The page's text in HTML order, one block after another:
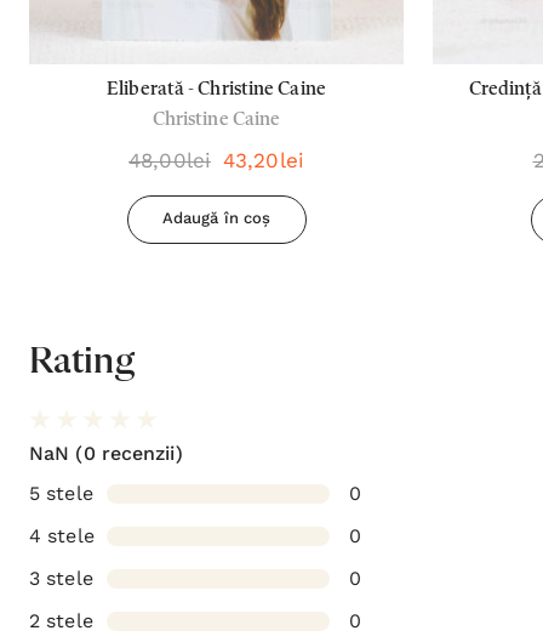
Eliberată - Christine Caine
Christine Caine
48,00lei 43,20lei
Adaugă în coș
Rating
NaN (0 recenzii)
5 stele
0
4 stele
0
3 stele
0
2 stele
0